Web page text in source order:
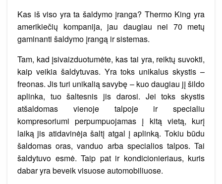
Kas iš viso yra ta šaldymo įranga? Thermo King yra
amerikiečių kompanija, jau daugiau nei 70 metų
gaminanti šaldymo įrangą ir sistemas.
Tam, kad įsivaizduotumėte, kas tai yra, reiktų suvokti,
kaip veikia šaldytuvas. Yra toks unikalus skystis –
freonas. Jis turi unikalią savybę – kuo daugiau jį šildo
aplinka, tuo šaltesnis jis darosi. Jei toks skystis
atšaldomas vienoje talpoje ir specialiu
kompresoriumi perpumpuojamas į kitą vietą, kurį
laiką jis atidavinėja šaltį atgal į aplinką. Tokiu būdu
šaldomas oras, vanduo arba specialios talpos. Tai
šaldytuvo esmė. Taip pat ir kondicionieriaus, kuris
dabar yra beveik visuose automobiliuose.